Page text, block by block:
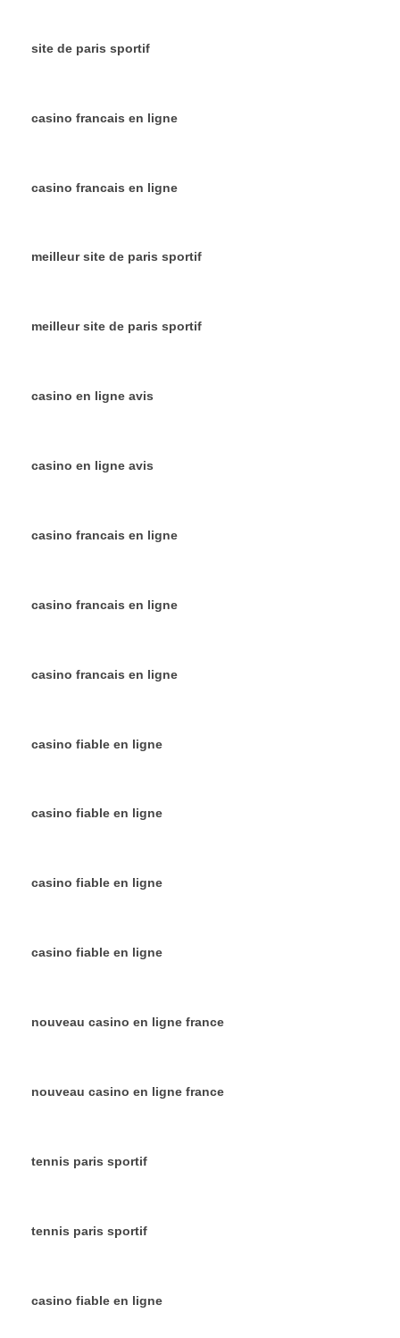
site de paris sportif
casino francais en ligne
casino francais en ligne
meilleur site de paris sportif
meilleur site de paris sportif
casino en ligne avis
casino en ligne avis
casino francais en ligne
casino francais en ligne
casino francais en ligne
casino fiable en ligne
casino fiable en ligne
casino fiable en ligne
casino fiable en ligne
nouveau casino en ligne france
nouveau casino en ligne france
tennis paris sportif
tennis paris sportif
casino fiable en ligne